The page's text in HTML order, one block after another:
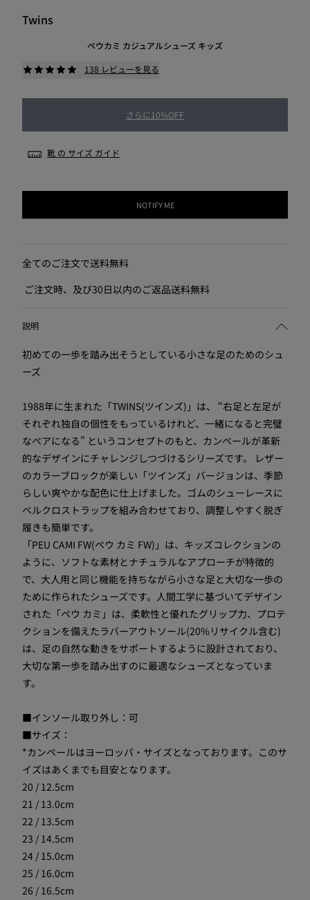
Twins
ペウカミ カジュアルシューズ キッズ
138 レビューを見る
さらに10%OFF
靴 の サイズ ガイド
NOTIFY ME
全てのご注文で送料無料
ご注文時、及び30日以内のご返品送料無料
説明
初めての一歩を踏み出そうとしている小さな足のためのシュ
ーズ
1988年に生まれた「TWINS(ツインズ)」は、 “右足と左足が
それぞれ独自の個性をもっているけれど、一緒になると完璧
なペアになる” というコンセプトのもと、カンペールが革新
的なデザインにチャレンジしつづけるシリーズです。 レザー
のカラーブロックが楽しい「ツインズ」バージョンは、季節
らしい爽やかな配色に仕上げました。ゴムのシューレースに
ベルクロストラップを組み合わせており、調整しやすく脱ぎ
履きも簡単です。
「PEU CAMI FW(ペウ カミ FW)」は、キッズコレクションの
ように、ソフトな素材とナチュラルなアプローチが特徴的
で、大人用と同じ機能を持ちながら小さな足と大切な一歩の
ために作られたシューズです。人間工学に基づいてデザイン
された「ペウ カミ」は、柔軟性と優れたグリップ力、プロテ
クションを備えたラバーアウトソール(20%リサイクル含む)
は、足の自然な動きをサポートするように設計されており、
大切な第一歩を踏み出すのに最適なシューズとなっていま
す。
■インソール取り外し：可
■サイズ：
*カンペールはヨーロッパ・サイズとなっております。このサ
イズはあくまでも目安となります。
20 / 12.5cm
21 / 13.0cm
22 / 13.5cm
23 / 14.5cm
24 / 15.0cm
25 / 16.0cm
26 / 16.5cm